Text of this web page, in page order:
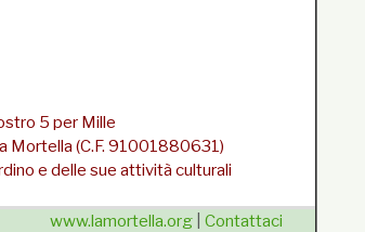
5 per Mille
Mortella (C.F. 91001880631)
e delle sue attività culturali
www.lamortella.org |Contattaci